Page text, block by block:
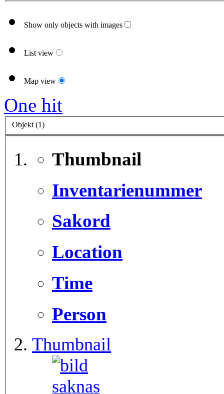
Show only objects with images
List view
Map view
One hit
Objekt (1)
Thumbnail
Inventarienummer
Sakord
Location
Time
Person
Thumbnail